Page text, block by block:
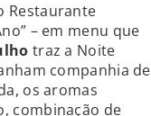
Restaurante
– em menu que
traz a Noite
companhia de
os aromas
combinação de